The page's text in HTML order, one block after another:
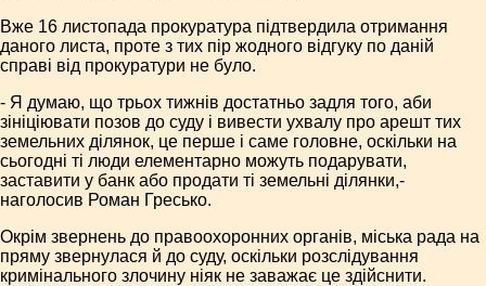
Вже 16 листопада прокуратура підтвердила отримання
даного листа, проте з тих пір жодного відгуку по даній
справі від прокуратури не було.
- Я думаю, що трьох тижнів достатньо задля того, аби
зініціювати позов до суду і вивести ухвалу про арешт тих
земельних ділянок, це перше і саме головне, оскільки на
сьогодні ті люди елементарно можуть подарувати,
заставити у банк або продати ті земельні ділянки,-
наголосив Роман Гресько.
Окрім звернень до правоохоронних органів, міська рада на
пряму звернулася й до суду, оскільки розслідування
кримінального злочину ніяк не заважає це здійснити.